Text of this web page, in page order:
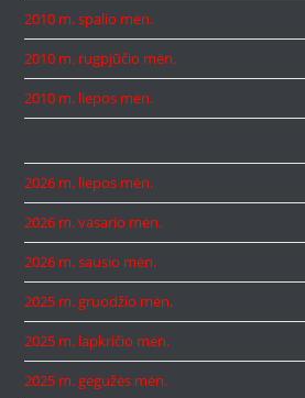
2010 m. spalio mėn.
2010 m. rugpjūčio mėn.
2010 m. liepos mėn.
2026 m. liepos mėn.
2026 m. vasario mėn.
2026 m. sausio mėn.
2025 m. gruodžio mėn.
2025 m. lapkričio mėn.
2025 m. gegužės mėn.